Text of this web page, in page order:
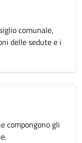
comunale,
delle sedute e i
compongono gli